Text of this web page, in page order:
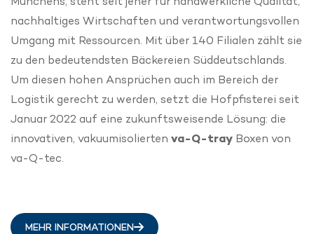
nachhaltiges Wirtschaften und verantwortungsvollen
Umgang mit Ressourcen. Mit über 140 Filialen zählt sie
zu den bedeutendsten Bäckereien Süddeutschlands.
Um diesen hohen Ansprüchen auch im Bereich der
Logistik gerecht zu werden, setzt die Hofpfisterei seit
Januar 2022 auf eine zukunftsweisende Lösung: die
innovativen, vakuumisolierten va-Q-tray Boxen von
va-Q-tec.
MEHR INFORMATIONEN